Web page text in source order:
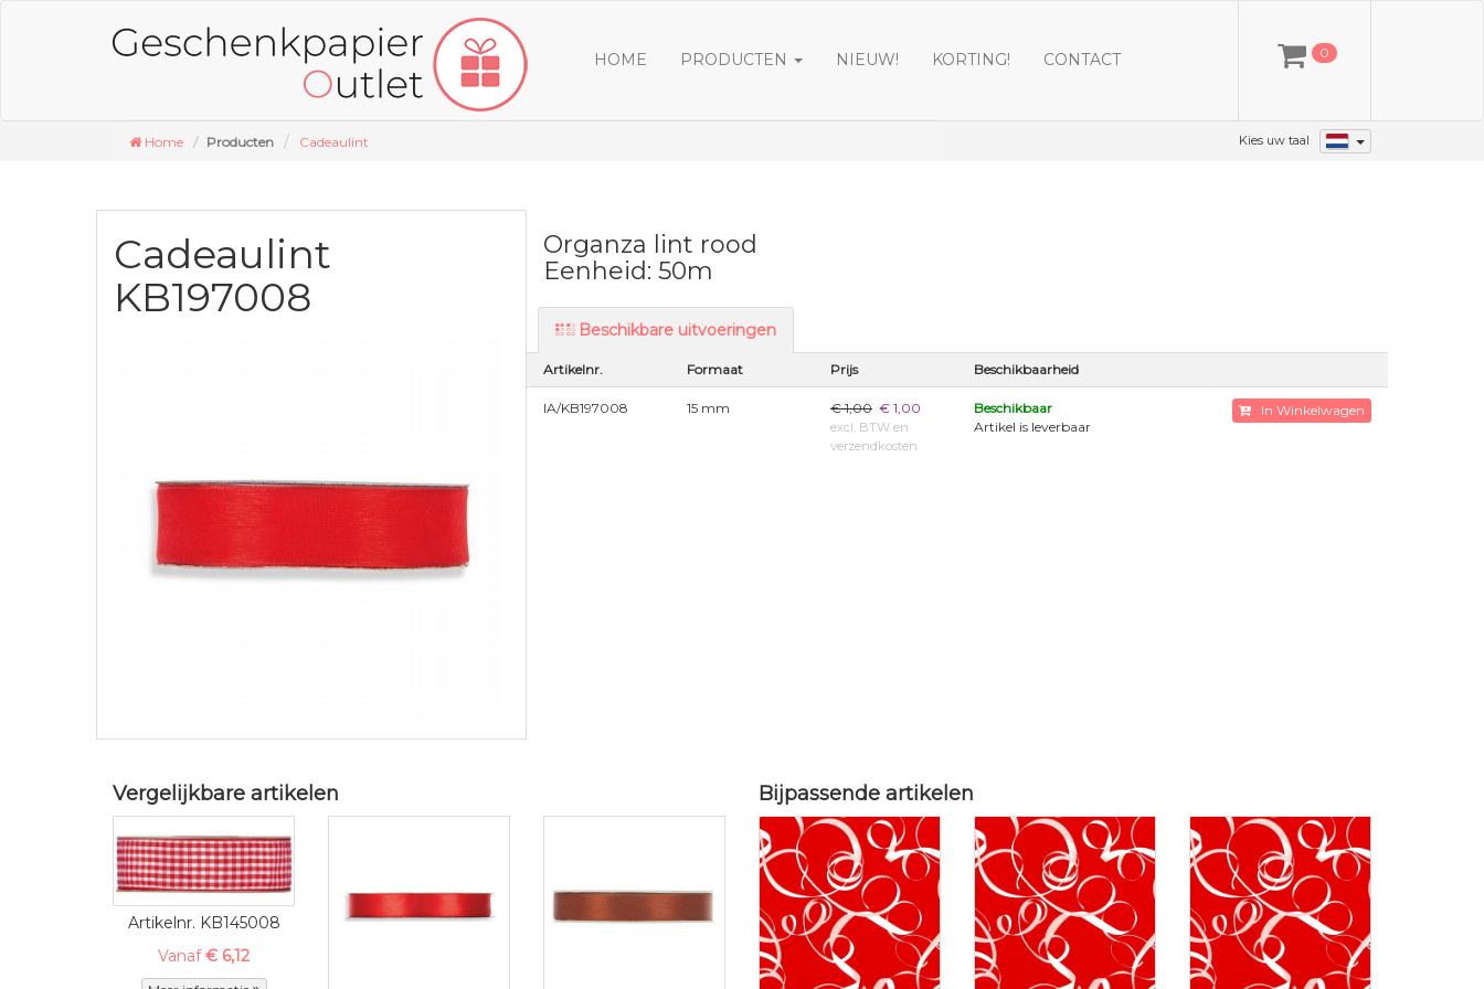
HOME PRODUCTEN NIEUW! KORTING! CONTACT 0
Home Producten Cadeaulint Kies uw taal
Cadeaulint
KB197008
Organza lint rood
Eenheid: 50m
Beschikbare uitvoeringen
Artikelnr. Formaat Prijs Beschikbaarheid
IA/KB197008 15 mm € 1,00 € 1,00
excl. BTW en
verzendkosten
Beschikbaar
Artikel is leverbaar
In Winkelwagen
Vergelijkbare artikelen
Artikelnr. KB145008
Vanaf€ 6,12
Bijpassende artikelen